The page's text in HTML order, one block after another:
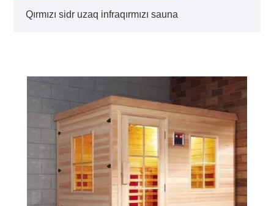
Qırmızı sidr uzaq infraqırmızı sauna